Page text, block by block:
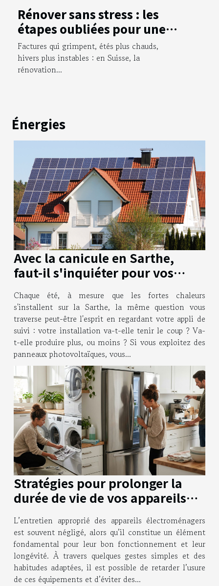
Rénover sans stress : les
étapes oubliées pour une
isolation parfaite
Factures qui grimpent, étés plus chauds,
hivers plus instables : en Suisse, la
rénovation...
Énergies
Avec la canicule en Sarthe,
faut-il s'inquiéter pour vos
professionnels ?
Chaque été, à mesure que les fortes chaleurs
s'installent sur la Sarthe, la même question vous
traverse peut-être l'esprit en regardant votre appli de
suivi : votre installation va-t-elle tenir le coup ? Va-
t-elle produire plus, ou moins ? Si vous exploitez des
panneaux photovoltaïques, vous...
Stratégies pour prolonger la
durée de vie de vos appareils
L’entretien approprié des appareils électroménagers
est souvent négligé, alors qu’il constitue un élément
fondamental pour leur bon fonctionnement et leur
longévité. À travers quelques gestes simples et des
habitudes adaptées, il est possible de retarder l’usure
de ces équipements et d’éviter des...